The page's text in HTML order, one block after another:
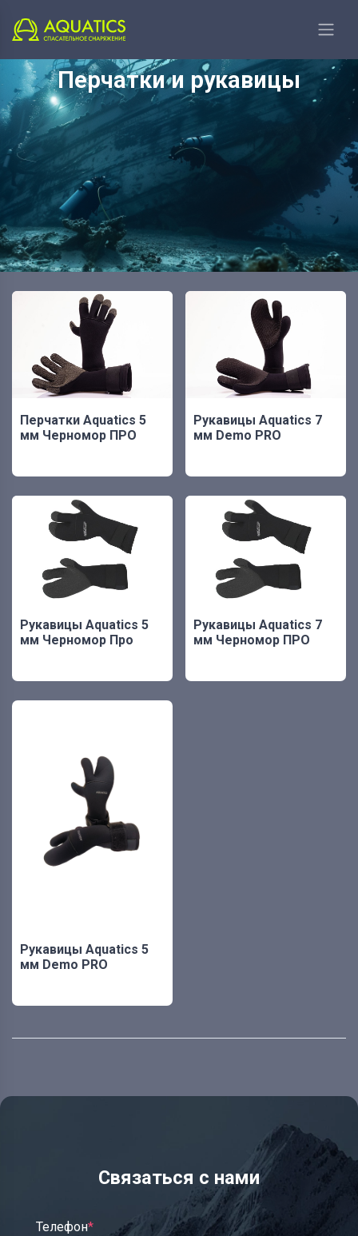
Перчатки и рукавицы
Перчатки Aquatics 5
мм Черномор ПРО
Рукавицы Aquatics 7
мм Demo PRO
Рукавицы Aquatics 5
мм Черномор Про
Рукавицы Aquatics 7
мм Черномор ПРО
Рукавицы Aquatics 5
мм Demo PRO
Связаться с нами
Телефон*